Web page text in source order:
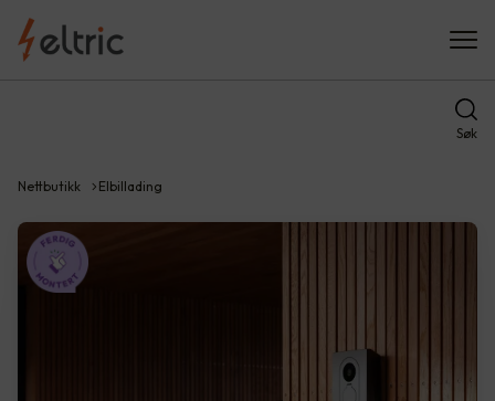
Søk
Nettbutikk Elbillading